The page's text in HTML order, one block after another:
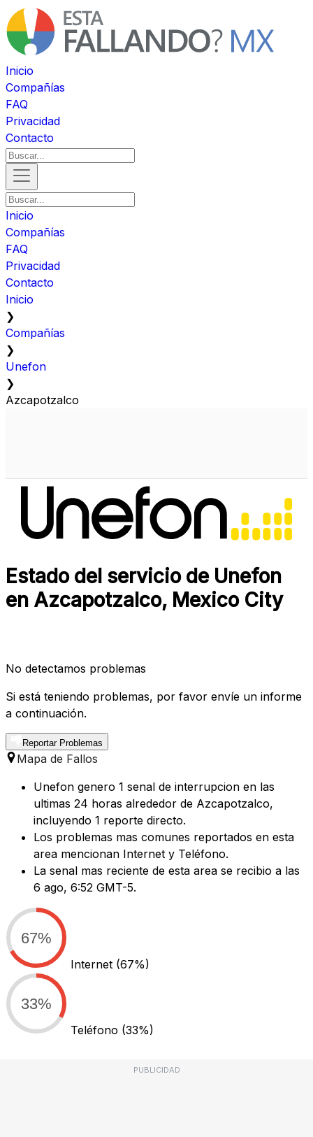
Inicio
Compañías
FAQ
Privacidad
Contacto
Inicio
Compañías
FAQ
Privacidad
Contacto
Inicio
❯
Compañías
❯
Unefon
❯
Azcapotzalco
Estado del servicio de Unefon
en Azcapotzalco, Mexico City
No detectamos problemas
Si está teniendo problemas, por favor envíe un informe
a continuación.
Reportar Problemas
Mapa de Fallos
Unefon genero 1 senal de interrupcion en las
ultimas 24 horas alrededor de Azcapotzalco,
incluyendo 1 reporte directo.
Los problemas mas comunes reportados en esta
area mencionan Internet y Teléfono.
La senal mas reciente de esta area se recibio a las
6 ago, 6:52 GMT-5.
67%
Internet (67%)
33%
Teléfono (33%)
PUBLICIDAD